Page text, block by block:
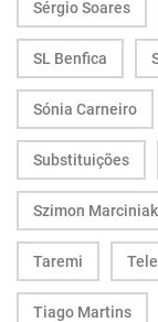
Sérgio Soares
SL Benfica
Sónia Carneiro
Substituições
Szimon Marciniak
Taremi
Tiago Martins